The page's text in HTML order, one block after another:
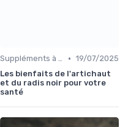
Suppléments à base de plantes • 19/07/2025
Les bienfaits de l'artichaut
et du radis noir pour votre
santé